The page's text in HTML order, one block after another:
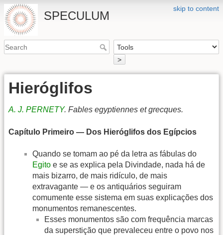
skip to content
SPECULUM
>
Hieróglifos
A. J. PERNETY. Fables egyptiennes et grecques.
Capítulo Primeiro — Dos Hieróglifos dos Egípcios
Quando se tomam ao pé da letra as fábulas do
Egito e se as explica pela Divindade, nada há de
mais bizarro, de mais ridículo, de mais
extravagante — e os antiquários seguiram
comumente esse sistema em suas explicações dos
monumentos remanescentes.
Esses monumentos são com frequência marcas
da superstição que prevaleceu entre o povo nos